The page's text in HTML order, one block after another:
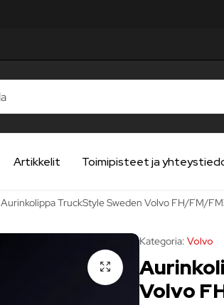
Artikkelit Toimipisteet ja
Aurinkolippa TruckStyle Sweden Volvo FH/FM/
Kategoria: Volvo
Volvo